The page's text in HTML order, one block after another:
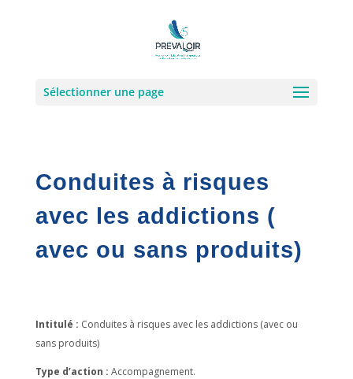
Sélectionner une page
Conduites à risques
avec les addictions (
avec ou sans produits)
Intitulé : Conduites à risques avec les addictions (avec ou
sans produits)
Type d’action : Accompagnement.